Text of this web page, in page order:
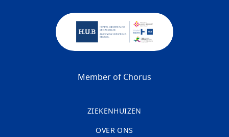
Member of Chorus
ZIEKENHUIZEN
OVER ONS